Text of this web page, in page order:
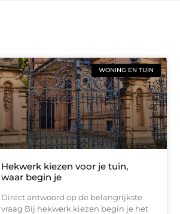
WONING EN TUIN
Hekwerk kiezen voor je tuin,
waar begin je
Direct antwoord op de belangrijkste
vraag Bij hekwerk kiezen begin je het